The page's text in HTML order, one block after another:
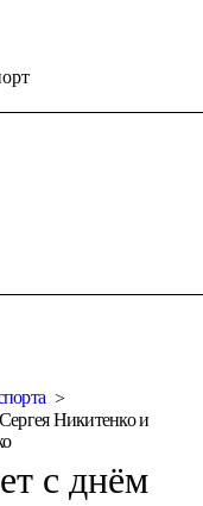
Никитенко и
с днём